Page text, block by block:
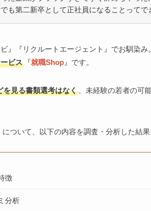
も第二新卒として正社員になることってで
』『リクルートエージェント』でお馴染み
ビス
『就職Shop 』です。
を見る書類選考はなく
、未経験の若者の可
ついて、以下の内容を調査・分析した結果
徴
分析